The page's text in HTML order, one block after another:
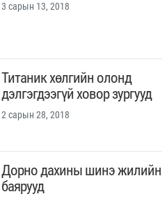
3 сарын 13, 2018
Титаник хөлгийн олонд
дэлгэгдээгүй ховор зургууд
2 сарын 28, 2018
Дорно дахины шинэ жилийн
баярууд